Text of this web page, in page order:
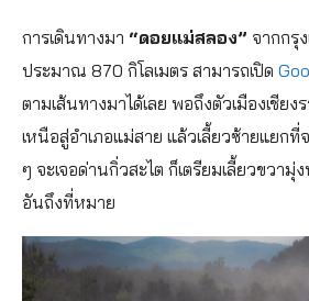
การเดินทางมา “ดอยแม่สลอง” จากกรุ
ประมาณ 870 กิโลเมตร สามารถเปิด
ตามเส้นทางมาได้เลย พอถึงตัวเมืองเชีย
เหนือสู่อำเภอแม่สาย แล้วเลี้ยวซ้ายแยกที่
ๆ จะเจอด่านกิ่วสะไต ก็เตรียมเลี้ยวขวา
อันถึงที่หมาย